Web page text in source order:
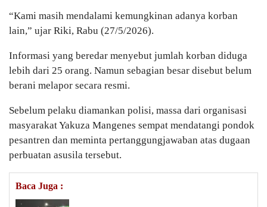
“Kami masih mendalami kemungkinan adanya korban
lain,” ujar Riki, Rabu (27/5/2026).
Informasi yang beredar menyebut jumlah korban diduga
lebih dari 25 orang. Namun sebagian besar disebut belum
berani melapor secara resmi.
Sebelum pelaku diamankan polisi, massa dari organisasi
masyarakat Yakuza Mangenes sempat mendatangi pondok
pesantren dan meminta pertanggungjawaban atas dugaan
perbuatan asusila tersebut.
Baca Juga :